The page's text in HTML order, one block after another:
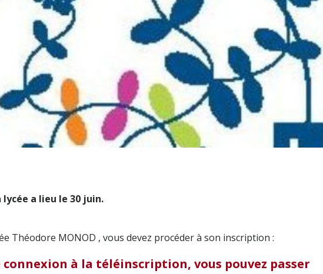
a lieu le 30 juin.
Théodore MONOD , vous devez procéder à son inscription :
connexion à la téléinscription, vous pouvez passer